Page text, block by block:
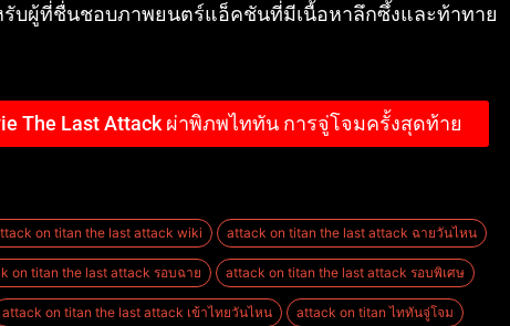
รับผู้ที่ชื่นชอบภาพยนตร์แอ็คชันที่มีเนื้อหาลึกซึ้งและท้าทาย
The Last Attack ผ่าพิภพไททัน การจู่โจมครั้งสุดท้าย
on titan the last attack wiki attack on titan the last attack ฉายวันไหน
on titan the last attack รอบฉาย attack on titan the last attack รอบพิเศษ
attack on titan the last attack เข้าไทยวันไหน attack on titan ไททันจู่โจม